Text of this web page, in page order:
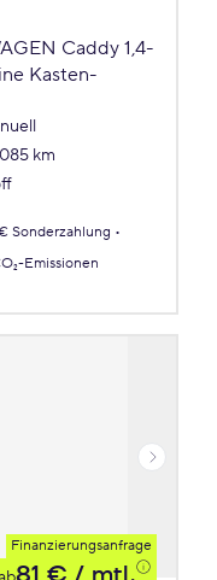
Caddy 1,4-
Kasten-
km
Sonderzahlung
Emissionen
Finanzierungsanfrage